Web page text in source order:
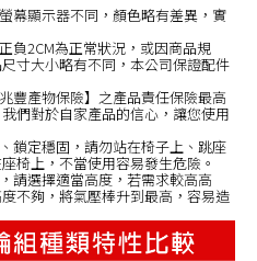
幕顯示器不同，顏色略有差異，實
負2CM為正常狀況，或因商品規
寸大小略有不同，本公司保證配件
豐產物保險】之產品責任保險最高
們對於自家產品的信心，讓您使用
鎖定穩固，請勿站在椅子上、跳座
椅上，不當使用容易發生危險。
請選擇適當高度，若需求較高高
不夠，將氣壓棒升到最高，容易造